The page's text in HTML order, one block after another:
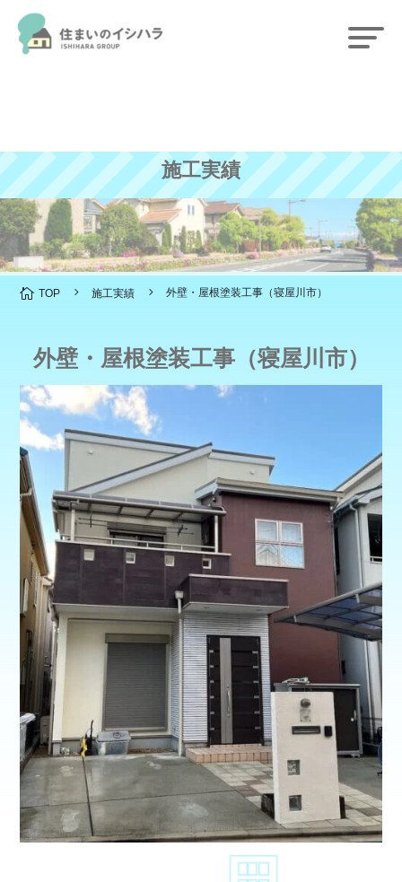
施工実績
 TOP 5 施工実績 5 外壁・屋根塗装工事（寝屋川市）
外壁・屋根塗装工事（寝屋川市）